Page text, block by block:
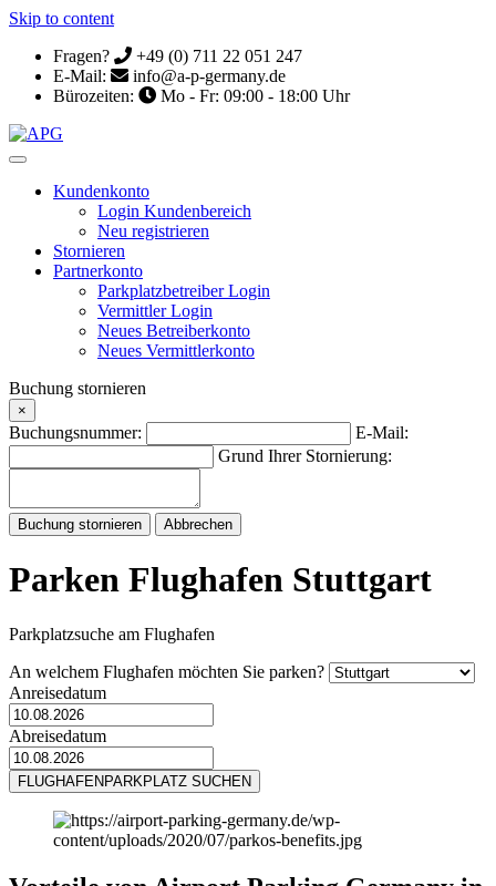
Skip to content
Fragen?
+49 (0) 711 22 051 247
E-Mail:
info@a-p-germany.de
Bürozeiten:
Mo - Fr: 09:00 - 18:00 Uhr
Kundenkonto
Login Kundenbereich
Neu registrieren
Stornieren
Partnerkonto
Parkplatzbetreiber Login
Vermittler Login
Neues Betreiberkonto
Neues Vermittlerkonto
Buchung stornieren
×
Buchungsnummer:
E-Mail:
Grund Ihrer Stornierung:
Buchung stornieren Abbrechen
Parken Flughafen Stuttgart
Parkplatzsuche am Flughafen
An welchem Flughafen möchten Sie parken?
Anreisedatum
Abreisedatum
FLUGHAFENPARKPLATZ SUCHEN